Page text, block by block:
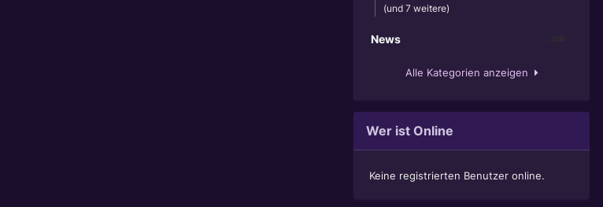
(und 7 weitere)
News
Alle Kategorien anzeigen
Wer ist Online
Keine registrierten Benutzer online.